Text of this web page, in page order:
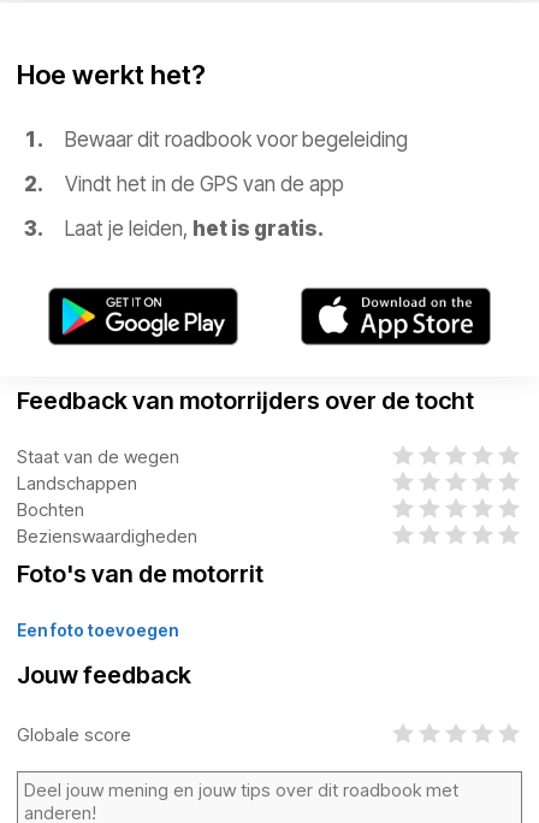
Hoe werkt het?
Bewaar dit roadbook voor begeleiding
Vindt het in de GPS van de app
Laat je leiden, het is gratis.
Feedback van motorrijders over de tocht
Staat van de wegen
Landschappen
Bochten
Bezienswaardigheden
Foto's van de motorrit
Een foto toevoegen
Jouw feedback
Globale score